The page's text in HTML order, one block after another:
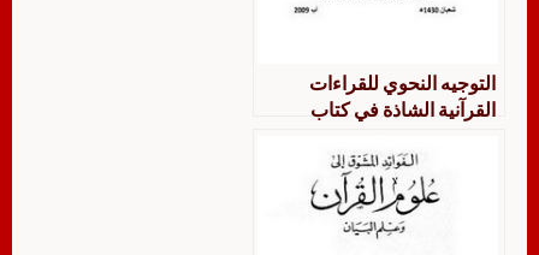
التوجيه النحوي للقراءات
القرآنية الشاذة في كتاب